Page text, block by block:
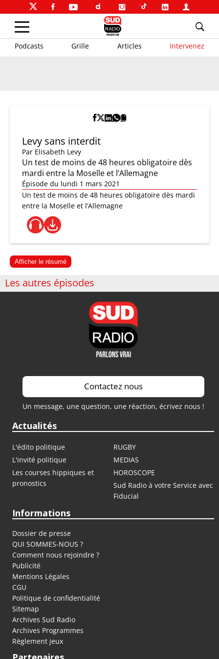
Podcasts Grille Articles Intervenez
Levy sans interdit
Par Elisabeth Levy
Un test de moins de 48 heures obligatoire dès
mardi entre la Moselle et l’Allemagne
Épisode du lundi 1 mars 2021
Un test de moins de 48 heures obligatoire dès mardi
entre la Moselle et l’Allemagne
Afficher le résumé
Les autres épisodes
Contactez nous
Un message, une question, une réaction, écrivez nous !
Actualités
L'édito politique
RUGBY
L'invité politique
MEDIAS
Les courses hippiques et
pronostics
HOROSCOPE
Sud Radio à votre Service avec
Fiducial
Informations
Dossier de presse
QUI SOMMES-NOUS ?
Comment nous rejoindre ?
Publicité
Mentions Légales
CGU
Politique de confidentialité
Sitemap
Archives Sud Radio
Archives Programmes
Règlement jeux